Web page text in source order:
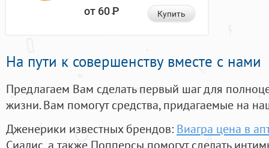
от 60Р Купить
На пути к совершенству вместе с нами
Предлагаем Вам сделать первый шаг для
жизни. Вам помогут средства, придагаемые на
Дженерики известных брендов: Виагра цена в